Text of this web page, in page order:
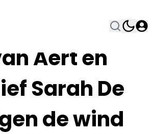
Aert en
Sarah De
de wind